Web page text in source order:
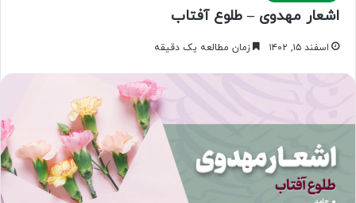
اشعار مهدوی – طلوع آفتاب
اسفند ۱۵, ۱۴۰۲ زمان مطالعه یک دقیقه